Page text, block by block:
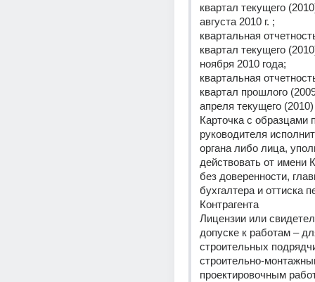
квартал текущего
августа 2010 г. ;
квартальная
квартал текущего
ноября 2010 года;
квартальная
квартал прошлого
апреля текущего
Карточка с образцами
руководителя
органа либо лица,
действовать от имени
без доверенности,
бухгалтера и оттиска
Контрагента
Лицензии или
допуске к работам –
строительных
строительно-
проектировочным